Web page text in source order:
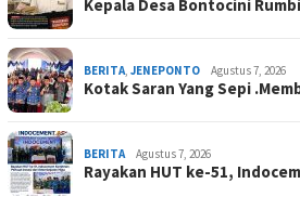
Kepala Desa Bontocini
BERITA, JENEPONTO Agustus 7, 2026
Kotak Saran Yang Sepi
BERITA Agustus 7, 2026
Rayakan HUT ke-51,